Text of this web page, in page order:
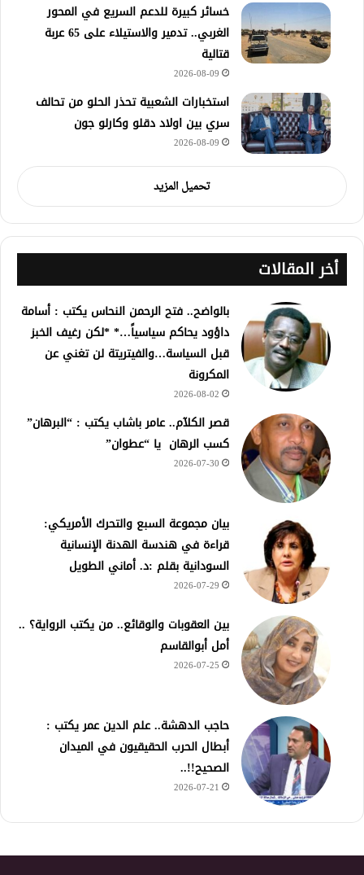
خسائر كبيرة للدعم السريع في المحور
الغربي.. تدمير والاستيلاء على 65 عربة
قتالية
2026-08-09
استخبارات الشعبية تحذر الحلو من تحالف
سري بين اولاد دقلو وكارلو جون
2026-08-09
تحميل المزيد
أخر المقالات
بالواضح.. فتح الرحمن النحاس يكتب : أسامة
داؤود يحاكم سياسياً…* *لكن رغيف الخبز
قبل السياسة…والفيتريتة لن تغني عن
المكرونة
2026-08-02
قصر الكلآم.. عامر باشاب يكتب : “البرهان”
كسب الرهان يا “عطوان”
2026-07-30
بيان مجموعة السبع والتحرك الأمريكي:
قراءة في هندسة الهدنة الإنسانية
السودانية بقلم :د. أماني الطويل
2026-07-29
بين العقوبات والوقائع.. من يكتب الرواية؟ ..
أمل أبوالقاسم
2026-07-25
حاجب الدهشة.. علم الدين عمر يكتب :
أبطال الحرب الحقيقيون في الميدان
الصحيح!!..
2026-07-21